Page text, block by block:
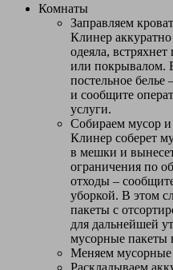
Комнаты
Заправляем
Клинер
одеяла,
или покрывалом.
постельное белье
и сообщите
услуги.
Собираем мусор
Клинер соберет
в мешки и
ограничения по
отходы –
уборкой. В этом
пакеты с
для дальнейшей
мусорные пакеты
Меняем
Раскладываем